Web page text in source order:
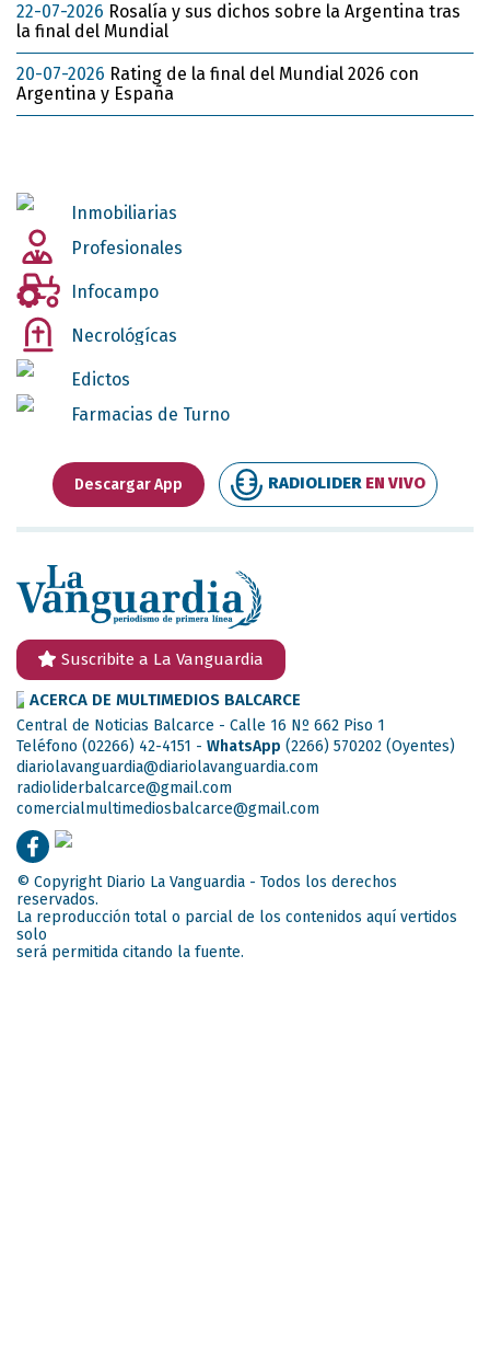
22-07-2026 Rosalía y sus dichos sobre la Argentina tras
la final del Mundial
20-07-2026 Rating de la final del Mundial 2026 con
Argentina y España
Inmobiliarias
Profesionales
Infocampo
Necrológícas
Edictos
Farmacias de Turno
Descargar App RADIOLIDER EN VIVO
Suscribite a La Vanguardia
ACERCA DE MULTIMEDIOS BALCARCE
Central de Noticias Balcarce - Calle 16 Nº 662 Piso 1
Teléfono (02266) 42-4151 - WhatsApp (2266) 570202 (Oyentes)
diariolavanguardia@diariolavanguardia.com
radioliderbalcarce@gmail.com
comercialmultimediosbalcarce@gmail.com
© Copyright Diario La Vanguardia - Todos los derechos
reservados.
La reproducción total o parcial de los contenidos aquí vertidos
solo
será permitida citando la fuente.